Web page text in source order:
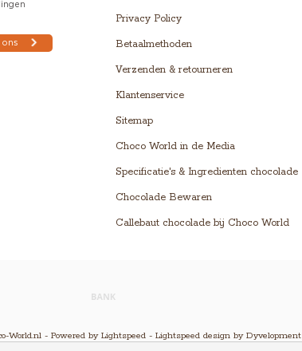
Privacy Policy
Betaalmethoden
Verzenden & retourneren
Klantenservice
Sitemap
Choco World in de Media
Specificatie's & Ingredienten chocolade
Chocolade Bewaren
Callebaut chocolade bij Choco World
World.nl - Powered by Lightspeed - Lightspeed design by Dyvelopment